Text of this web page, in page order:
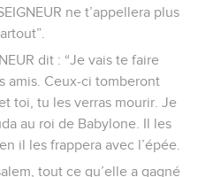
ne t’appellera plus
dit : “Je vais te faire
amis. Ceux-ci tomberont
toi, tu les verras mourir. Je
au roi de Babylone. Il les
il les frappera avec l’épée.
tout ce qu’elle a gagné